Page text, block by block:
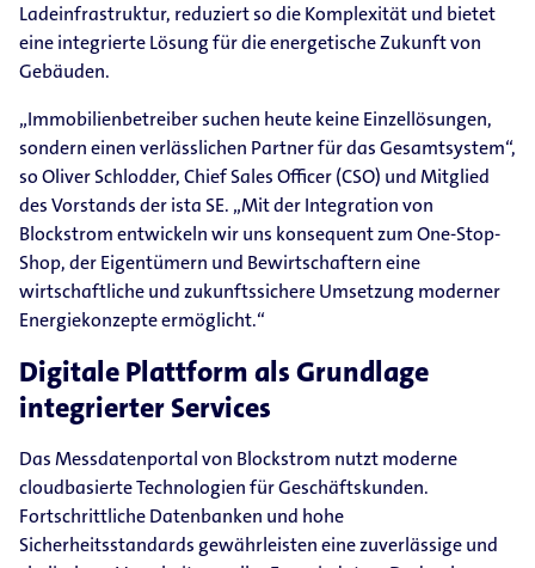
Ladeinfrastruktur, reduziert so die Komplexität und bietet
eine integrierte Lösung für die energetische Zukunft von
Gebäuden.
„Immobilienbetreiber suchen heute keine Einzellösungen,
sondern einen verlässlichen Partner für das Gesamtsystem“,
so Oliver Schlodder, Chief Sales Officer (CSO) und Mitglied
des Vorstands der ista SE. „Mit der Integration von
Blockstrom entwickeln wir uns konsequent zum One-Stop-
Shop, der Eigentümern und Bewirtschaftern eine
wirtschaftliche und zukunftssichere Umsetzung moderner
Energiekonzepte ermöglicht.“
Digitale Plattform als Grundlage
integrierter Services
Das Messdatenportal von Blockstrom nutzt moderne
cloudbasierte Technologien für Geschäftskunden.
Fortschrittliche Datenbanken und hohe
Sicherheitsstandards gewährleisten eine zuverlässige und